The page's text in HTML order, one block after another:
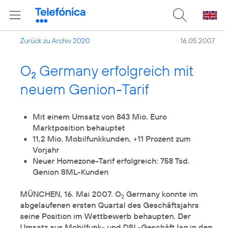
Zurück zu Archiv 2020 16.05.2007
O2 Germany erfolgreich mit
neuem Genion-Tarif
Mit einem Umsatz von 843 Mio. Euro
Marktposition behauptet
11,2 Mio. Mobilfunkkunden, +11 Prozent zum
Vorjahr
Neuer Homezone-Tarif erfolgreich: 758 Tsd.
Genion SML-Kunden
MÜNCHEN, 16. Mai 2007. O2 Germany konnte im
abgelaufenen ersten Quartal des Geschäftsjahrs
seine Position im Wettbewerb behaupten. Der